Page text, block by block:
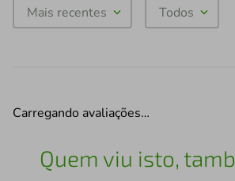
Mais recentes Todos
Carregando avaliações…
Quem viu isto,